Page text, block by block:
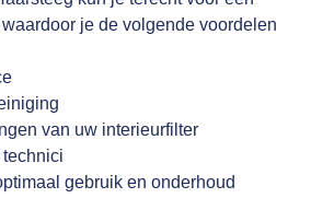
je de volgende voordelen
van uw interieurfilter
gebruik en onderhoud